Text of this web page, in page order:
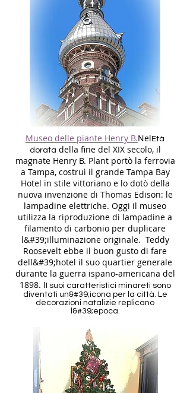
Museo delle piante Henry B.Nel Età
dorata della fine del XIX secolo, il
magnate Henry B. Plant portò la ferrovia
a Tampa, costruì il grande Tampa Bay
Hotel in stile vittoriano e lo dotò della
nuova invenzione di Thomas Edison: le
lampadine elettriche. Oggi il museo
utilizza la riproduzione di lampadine a
filamento di carbonio per duplicare
l&#39;illuminazione originale. Teddy
Roosevelt ebbe il buon gusto di fare
dell&#39;hotel il suo quartier generale
durante la guerra ispano-americana del
1898. I I suoi caratteristici minareti sono
diventati un&#39;icona per la città. Le
decorazioni natalizie replicano
l&#39;epoca.